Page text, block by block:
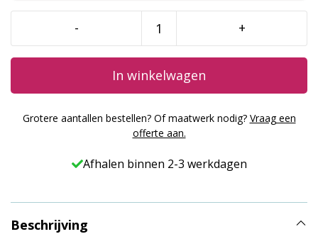
-
boho
6
st.
+
In winkelwagen
Grotere aantallen bestellen? Of maatwerk nodig? Vraag een
offerte aan.
Afhalen binnen 2-3 werkdagen
Beschrijving